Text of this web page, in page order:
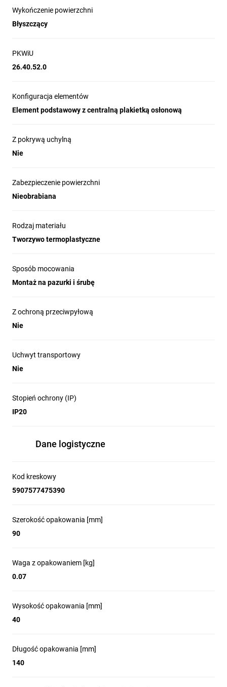
Wykończenie powierzchni
Błyszczący
PKWiU
26.40.52.0
Konfiguracja elementów
Element podstawowy z centralną plakietką osłonową
Z pokrywą uchylną
Nie
Zabezpieczenie powierzchni
Nieobrabiana
Rodzaj materiału
Tworzywo termoplastyczne
Sposób mocowania
Montaż na pazurki i śrubę
Z ochroną przeciwpyłową
Nie
Uchwyt transportowy
Nie
Stopień ochrony (IP)
IP20
Dane logistyczne
Kod kreskowy
5907577475390
Szerokość opakowania [mm]
90
Waga z opakowaniem [kg]
0.07
Wysokość opakowania [mm]
40
Długość opakowania [mm]
140